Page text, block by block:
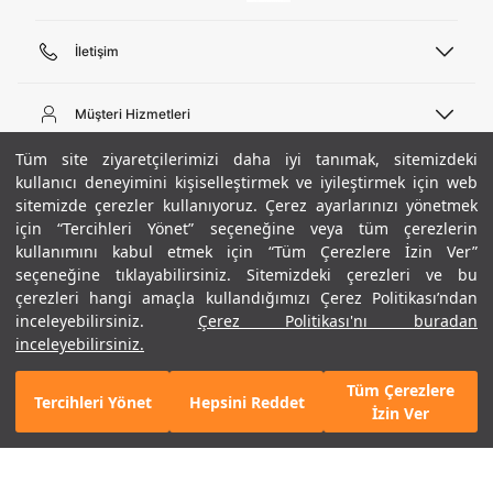
Tüm site ziyaretçilerimizi daha iyi tanımak, sitemizdeki
kullanıcı deneyimini kişiselleştirmek ve iyileştirmek için web
sitemizde çerezler kullanıyoruz. Çerez ayarlarınızı yönetmek
için “Tercihleri Yönet” seçeneğine veya tüm çerezlerin
kullanımını kabul etmek için “Tüm Çerezlere İzin Ver”
seçeneğine tıklayabilirsiniz. Sitemizdeki çerezleri ve bu
çerezleri hangi amaçla kullandığımızı Çerez Politikası’ndan
inceleyebilirsiniz.
Çerez Politikası'nı buradan
inceleyebilirsiniz.
Tercihleri Yönet Hepsini Reddet
Tüm Çerezlere
İzin Ver
+ 1 Renk
7.490 TL
%30
SEPETE EKLE
İletişim
444 02 00
Pazartesi - Cuma 09:00 - 18:00
E-posta
bilgi@underarmour.com
Müşteri Hizmetleri
Sipariş Sorgulama
Bize Ulaşın
Teslimat Bilgileri
İşlem Rehberi
İade ve Değişimler
Sıkça Sorulan Sorular
Beden Rehberi
Site Haritası
Hakkımızda
Ticari Bilgiler
Hükümler ve Koşullar
Gizlilik Politikası
Çerez Politikası
Kariyer
ETBİS
UA Sosyal Medya
Instagram
Facebook
Twitter
Popüler Kategoriler
Erkek Basketbol Ayakkabısı
Çocuk Basketbol Ayakkabısı
Erkek Eşofman
Kadın Tayt